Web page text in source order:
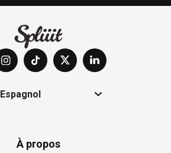
Espagnol
À propos